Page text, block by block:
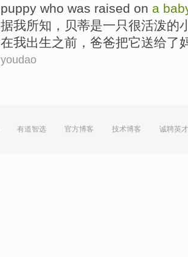
puppy who was raised on a
据我所知 ， 贝蒂是一只很活泼的
在我出生之前 ， 爸爸把它送给了
youdao
有道智选 官方博客 技术博客 诚聘英才